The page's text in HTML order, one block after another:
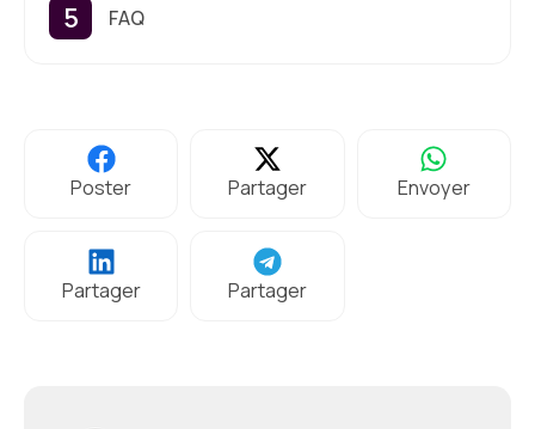
FAQ
Poster Partager Envoyer
Partager Partager